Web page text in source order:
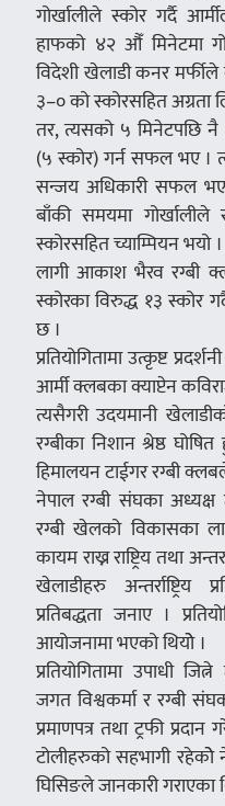
गोर्खालीले स्कोर गर्दै
हाफको ४२ औँ मिनेटमा
विदेशी खेलाडी कनर
३–० को स्कोरसहित अग्रता
तर, त्यसको ५ मिनेटपछि नै
(५ स्कोर) गर्न सफल भए ।
सन्जय अधिकारी सफल
बाँकी समयमा
स्कोरसहित च्याम्पियन
लागी आकाश भैरव रग्बी
स्कोरका विरुद्ध १३ स्कोर
छ ।
प्रतियोगितामा उत्कृष्ट
आर्मी क्लबका क्याप्टेन
त्यसैगरी उदयमानी
रग्बीका निशान श्रेष्ठ
हिमालयन टाईगर रग्बी क्लबले
नेपाल रग्बी संघका
रग्बी खेलको विकासका
कायम राख्न राष्ट्रिय तथा
खेलाडीहरु अन्तर्राष्ट्रिय
प्रतिबद्धता जनाए ।
आयोजनामा भएको थियोे ।
प्रतियोगितामा उपाधी
जगत विश्वकर्मा र रग्बी
प्रमाणपत्र तथा ट्रफी प्रदान
टोलीहरुको सहभागी
घिसिङले जानकारी गराएका